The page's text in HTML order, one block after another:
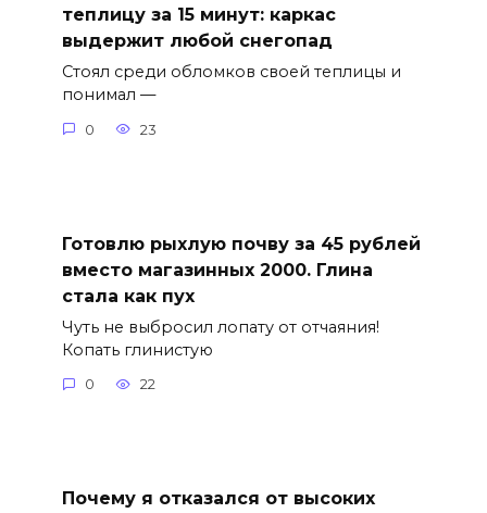
теплицу за 15 минут: каркас
выдержит любой снегопад
Стоял среди обломков своей теплицы и
понимал —
0 23
Готовлю рыхлую почву за 45 рублей
вместо магазинных 2000. Глина
стала как пух
Чуть не выбросил лопату от отчаяния!
Копать глинистую
0 22
Почему я отказался от высоких